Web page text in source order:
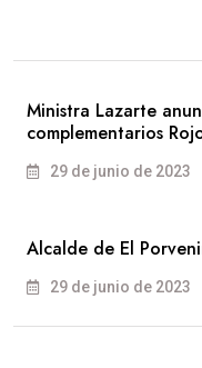
Ministra Lazarte
complementarios
29 de junio de 2023
Alcalde de El
29 de junio de 2023